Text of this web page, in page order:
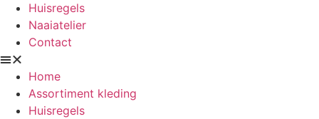
Huisregels
Naaiatelier
Contact
Home
Assortiment kleding
Huisregels